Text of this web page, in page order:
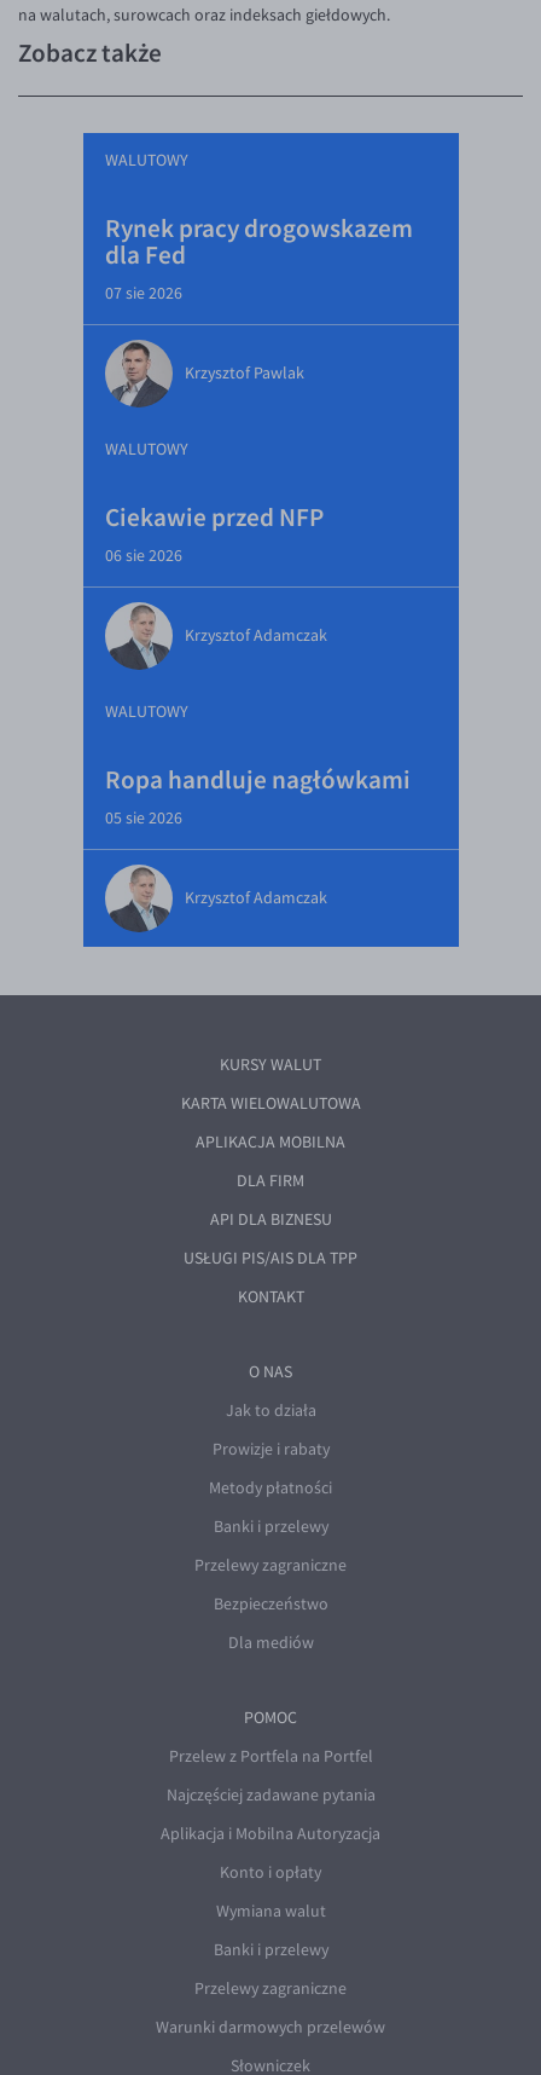
na walutach, surowcach oraz indeksach giełdowych.
Zobacz także
WALUTOWY
Rynek pracy drogowskazem
dla Fed
07 sie 2026
Krzysztof Pawlak
WALUTOWY
Ciekawie przed NFP
06 sie 2026
Krzysztof Adamczak
WALUTOWY
Ropa handluje nagłówkami
05 sie 2026
Krzysztof Adamczak
KURSY WALUT
KARTA WIELOWALUTOWA
APLIKACJA MOBILNA
DLA FIRM
API DLA BIZNESU
USŁUGI PIS/AIS DLA TPP
KONTAKT
O NAS
Jak to działa
Prowizje i rabaty
Metody płatności
Banki i przelewy
Przelewy zagraniczne
Bezpieczeństwo
Dla mediów
POMOC
Przelew z Portfela na Portfel
Najczęściej zadawane pytania
Aplikacja i Mobilna Autoryzacja
Konto i opłaty
Wymiana walut
Banki i przelewy
Przelewy zagraniczne
Warunki darmowych przelewów
Słowniczek